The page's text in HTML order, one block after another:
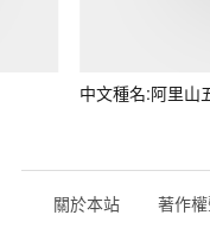
中文種名:阿里山
關於本站 著作